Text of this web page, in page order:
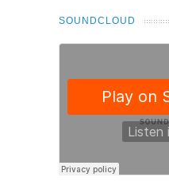
SOUNDCLOUD